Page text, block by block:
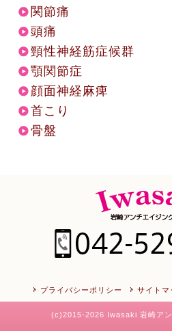
関節痛
頭痛
頸性神経筋症候群
顎関節症
顔面神経麻痺
首こり
骨盤
プライバシーポリシー サイトマ
(c)2015-2026 Iwasaki 岩崎アン